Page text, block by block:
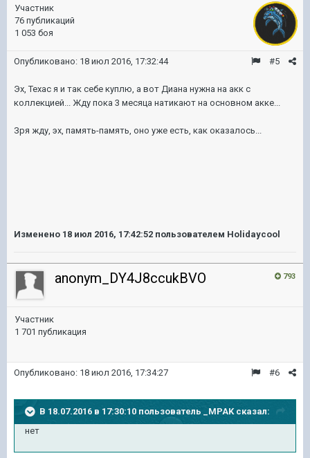
Участник
76 публикаций
1 053 боя
#5
Опубликовано: 18 июл 2016, 17:32:44
Эх, Техас я и так себе куплю, а вот Диана нужна на акк с
коллекцией... Жду пока 3 месяца натикают на основном акке...
Зря жду, эх, память-память, оно уже есть, как оказалось...
Изменено 18 июл 2016, 17:42:52 пользователем Holidaycool
793
anonym_DY4J8ccukBVO
Участник
1 701 публикация
#6
Опубликовано: 18 июл 2016, 17:34:27
В 18.07.2016 в 17:30:10 пользователь _MPAK сказал:
нет